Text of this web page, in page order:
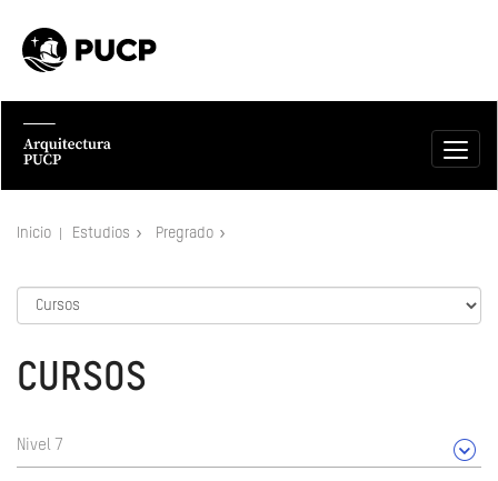
Inicio Estudios Pregrado
CURSOS
Nivel 7